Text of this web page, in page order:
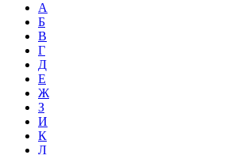
А
Б
В
Г
Д
Е
Ж
З
И
К
Л